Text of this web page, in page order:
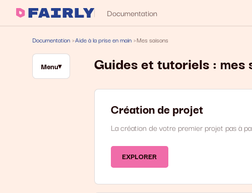
Documentation
Documentation Aide à la prise en main Mes saisons
Menu Guides et tutoriels : mes
Création de projet
La création de votre premier projet pas à
EXPLORER